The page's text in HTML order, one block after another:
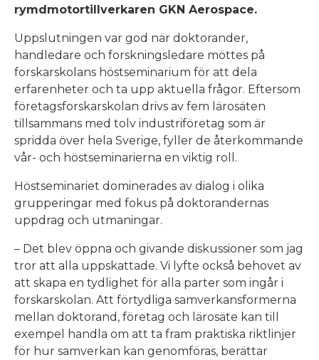
rymdmotortillverkaren GKN Aerospace.
Uppslutningen var god när doktorander,
handledare och forskningsledare möttes på
forskarskolans höstseminarium för att dela
erfarenheter och ta upp aktuella frågor. Eftersom
företagsforskarskolan drivs av fem lärosäten
tillsammans med tolv industriföretag som är
spridda över hela Sverige, fyller de återkommande
vår- och höstseminarierna en viktig roll.
Höstseminariet dominerades av dialog i olika
grupperingar med fokus på doktorandernas
uppdrag och utmaningar.
– Det blev öppna och givande diskussioner som jag
tror att alla uppskattade. Vi lyfte också behovet av
att skapa en tydlighet för alla parter som ingår i
forskarskolan. Att förtydliga samverkansformerna
mellan doktorand, företag och lärosäte kan till
exempel handla om att ta fram praktiska riktlinjer
för hur samverkan kan genomföras, berättar